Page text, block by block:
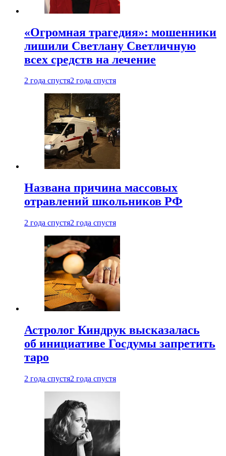
«Огромная трагедия»: мошенники
лишили Светлану Светличную
всех средств на лечение
2 года спустя2 года спустя
Названа причина массовых
отравлений школьников РФ
2 года спустя2 года спустя
Астролог Киндрук высказалась
об инициативе Госдумы запретить
таро
2 года спустя2 года спустя